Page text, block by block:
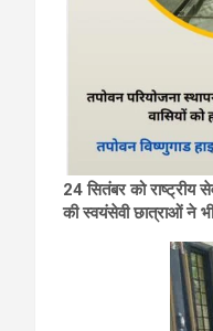
24 सितंबर को राष्ट्रीय
की स्वयंसेवी छात्राओं ने भी